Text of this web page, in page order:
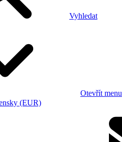
Vyhledat
Otevřít menu
(EUR)